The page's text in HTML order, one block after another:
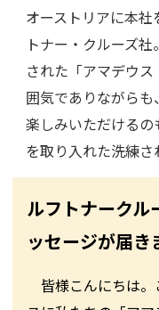
オーストリアに本
トナー・クルーズ
された「アマデウ
囲気でありながら
楽しみいただける
を取り入れた洗練さ
ルフトナークル
ッセージが届き
皆様こんにちは。